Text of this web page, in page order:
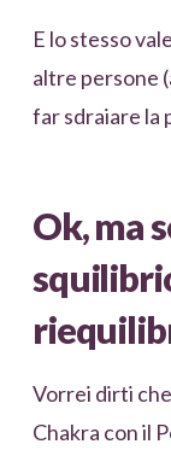
E lo stesso
altre persone
far sdraiare la
Ok, ma
Vorrei dirti
Chakra con il